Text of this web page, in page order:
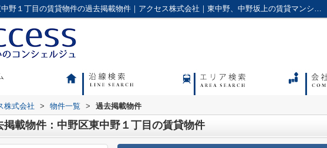
中野区東中野１丁目の賃貸物件の過去掲載物件｜アクセス株式会社｜東中野、中野坂上の賃貸マンションやアパートに強い不動産会社
株式会社 > 物件一覧 > 過去掲載物件
掲載物件：中野区東中野１丁目の賃貸物件